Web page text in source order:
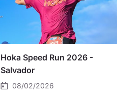
Hoka Speed Run 2026 -
Salvador
08/02/2026